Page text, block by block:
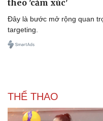
theo 'cảm xúc'
Đây là bước mở rộng quan
targeting.
THỂ THAO